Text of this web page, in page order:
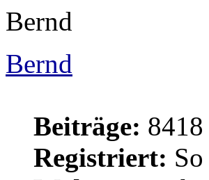
Bernd
Bernd
Beiträge: 8418
Registriert: